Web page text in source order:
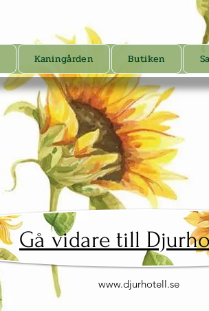
Kaningården Butiken
Gå vidare till
www.djurhotell.se